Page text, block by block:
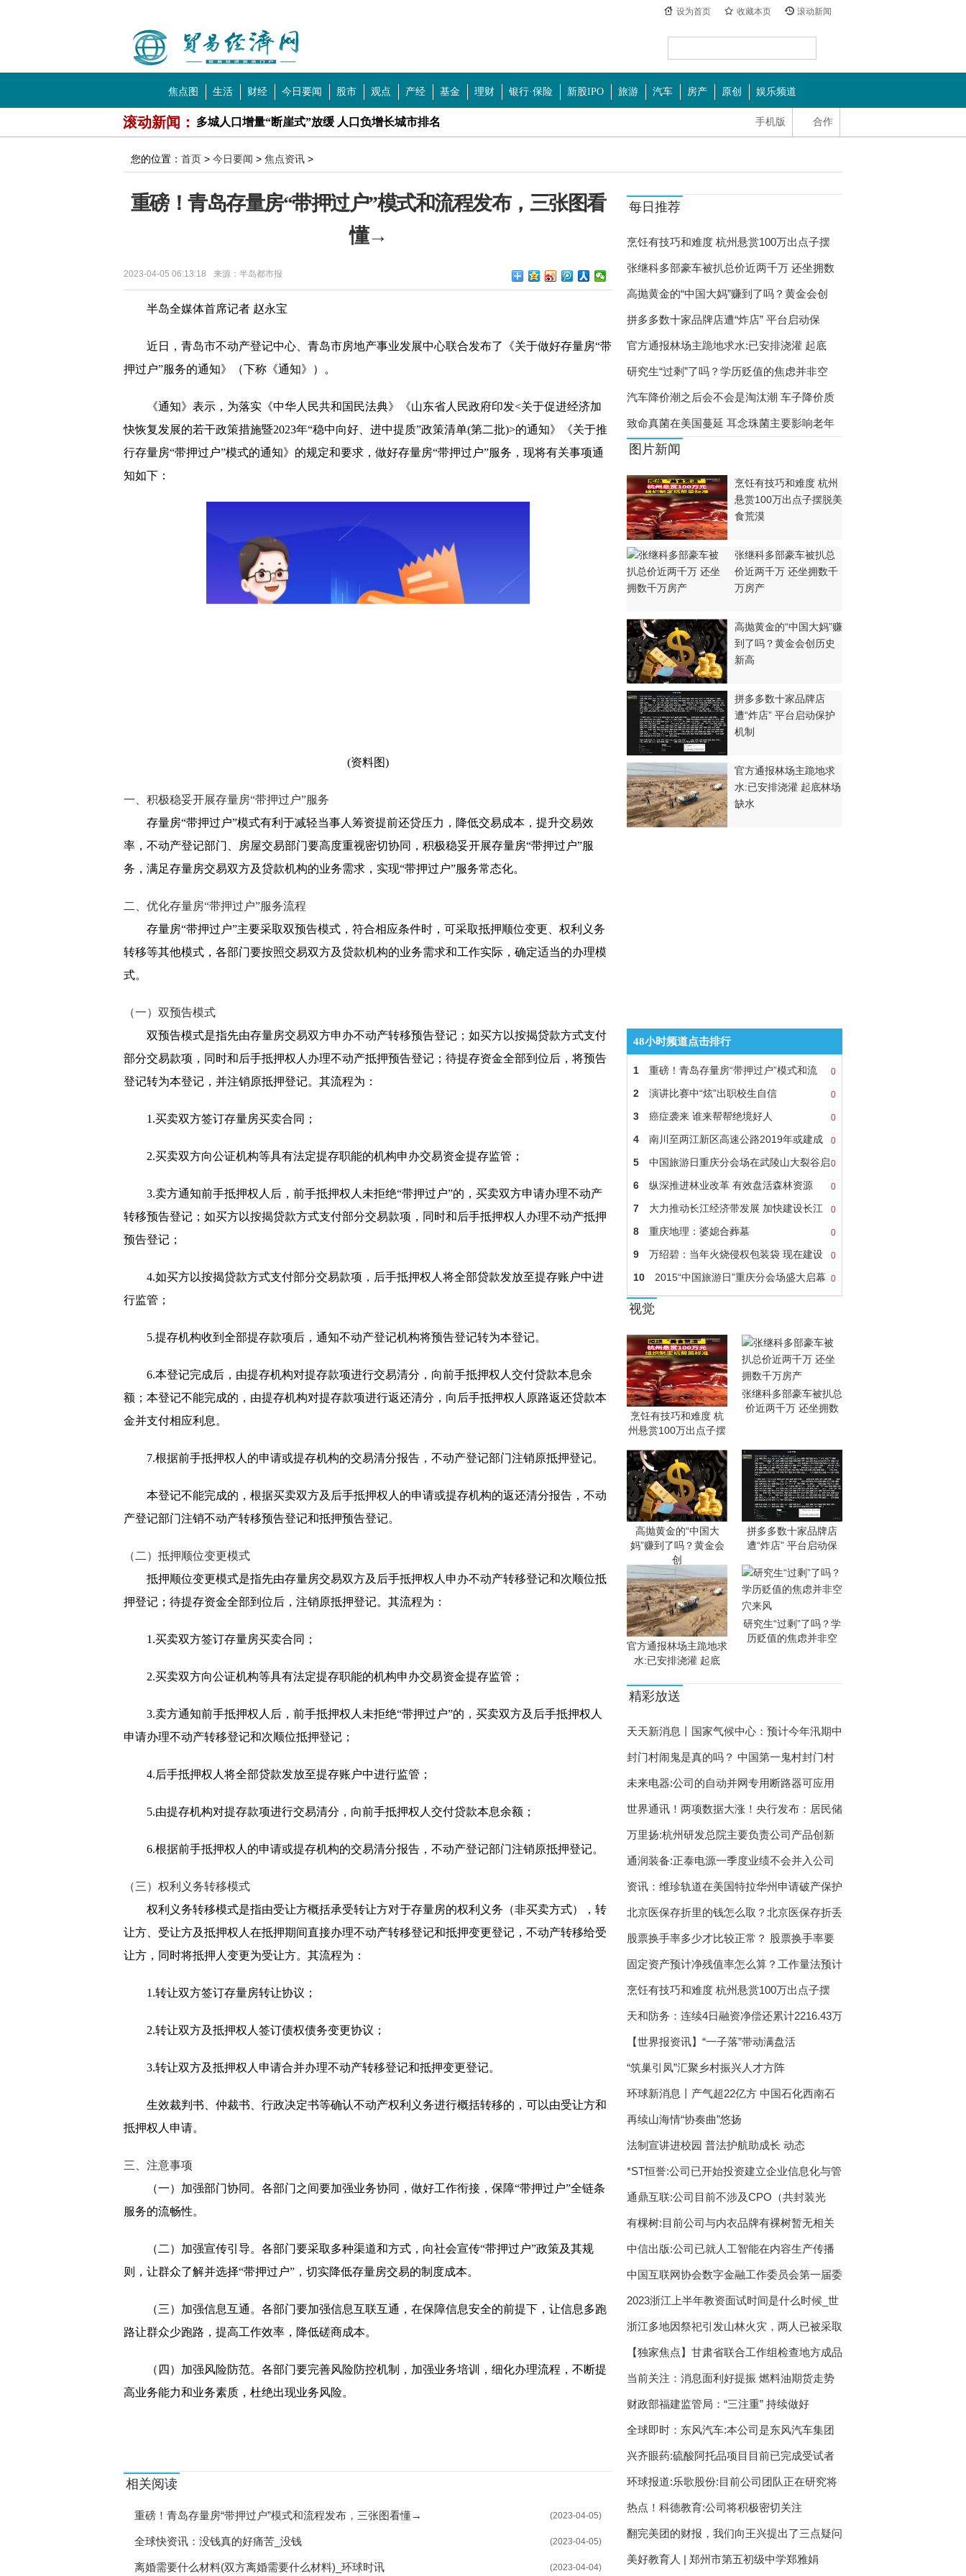
设为首页 收藏本页 滚动新闻
焦点图 生活 财经 今日要闻 股市 观点 产经 基金 理财 银行·保险 新股IPO 旅游 汽车 房产 原创 娱乐频道
科技 教育
滚动新闻： 多城人口增量“断崖式”放缓 人口负增长城市排名
日月潭蓄水率创新低 九蛙叠像全露出 台湾日月潭面积是多少？
iQOO回应难以删除数据 iqoo内存其他怎么清理？
媒体:张继科这次很难全身而退 是一个严肃的公共法律事件？
这款治甲流药物降价超80% 治疗甲流的特效药有哪些？
合作
手机版
您的位置： 首页 > 今日要闻 > 焦点资讯 >
重磅！青岛存量房“带押过户”模式和流程发布，三张图看
懂→
2023-04-05 06:13:18 来源：半岛都市报
半岛全媒体首席记者 赵永宝
近日，青岛市不动产登记中心、青岛市房地产事业发展中心联合发布了《关于做好存量房“带
押过户”服务的通知》（下称《通知》）。
《通知》表示，为落实《中华人民共和国民法典》《山东省人民政府印发<关于促进经济加
快恢复发展的若干政策措施暨2023年“稳中向好、进中提质”政策清单(第二批)>的通知》《关于推
行存量房“带押过户”模式的通知》的规定和要求，做好存量房“带押过户”服务，现将有关事项通
知如下：
(资料图)
一、积极稳妥开展存量房“带押过户”服务
存量房“带押过户”模式有利于减轻当事人筹资提前还贷压力，降低交易成本，提升交易效
率，不动产登记部门、房屋交易部门要高度重视密切协同，积极稳妥开展存量房“带押过户”服
务，满足存量房交易双方及贷款机构的业务需求，实现“带押过户”服务常态化。
二、优化存量房“带押过户”服务流程
存量房“带押过户”主要采取双预告模式，符合相应条件时，可采取抵押顺位变更、权利义务
转移等其他模式，各部门要按照交易双方及贷款机构的业务需求和工作实际，确定适当的办理模
式。
（一）双预告模式
双预告模式是指先由存量房交易双方申办不动产转移预告登记；如买方以按揭贷款方式支付
部分交易款项，同时和后手抵押权人办理不动产抵押预告登记；待提存资金全部到位后，将预告
登记转为本登记，并注销原抵押登记。其流程为：
1.买卖双方签订存量房买卖合同；
2.买卖双方向公证机构等具有法定提存职能的机构申办交易资金提存监管；
3.卖方通知前手抵押权人后，前手抵押权人未拒绝“带押过户”的，买卖双方申请办理不动产
转移预告登记；如买方以按揭贷款方式支付部分交易款项，同时和后手抵押权人办理不动产抵押
预告登记；
4.如买方以按揭贷款方式支付部分交易款项，后手抵押权人将全部贷款发放至提存账户中进
行监管；
5.提存机构收到全部提存款项后，通知不动产登记机构将预告登记转为本登记。
6.本登记完成后，由提存机构对提存款项进行交易清分，向前手抵押权人交付贷款本息余
额；本登记不能完成的，由提存机构对提存款项进行返还清分，向后手抵押权人原路返还贷款本
金并支付相应利息。
7.根据前手抵押权人的申请或提存机构的交易清分报告，不动产登记部门注销原抵押登记。
本登记不能完成的，根据买卖双方及后手抵押权人的申请或提存机构的返还清分报告，不动
产登记部门注销不动产转移预告登记和抵押预告登记。
（二）抵押顺位变更模式
抵押顺位变更模式是指先由存量房交易双方及后手抵押权人申办不动产转移登记和次顺位抵
押登记；待提存资金全部到位后，注销原抵押登记。其流程为：
1.买卖双方签订存量房买卖合同；
2.买卖双方向公证机构等具有法定提存职能的机构申办交易资金提存监管；
3.卖方通知前手抵押权人后，前手抵押权人未拒绝“带押过户”的，买卖双方及后手抵押权人
申请办理不动产转移登记和次顺位抵押登记；
4.后手抵押权人将全部贷款发放至提存账户中进行监管；
5.由提存机构对提存款项进行交易清分，向前手抵押权人交付贷款本息余额；
6.根据前手抵押权人的申请或提存机构的交易清分报告，不动产登记部门注销原抵押登记。
（三）权利义务转移模式
权利义务转移模式是指由受让方概括承受转让方对于存量房的权利义务（非买卖方式），转
让方、受让方及抵押权人在抵押期间直接办理不动产转移登记和抵押变更登记，不动产转移给受
让方，同时将抵押人变更为受让方。其流程为：
1.转让双方签订存量房转让协议；
2.转让双方及抵押权人签订债权债务变更协议；
3.转让双方及抵押权人申请合并办理不动产转移登记和抵押变更登记。
生效裁判书、仲裁书、行政决定书等确认不动产权利义务进行概括转移的，可以由受让方和
抵押权人申请。
三、注意事项
（一）加强部门协同。各部门之间要加强业务协同，做好工作衔接，保障“带押过户”全链条
服务的流畅性。
（二）加强宣传引导。各部门要采取多种渠道和方式，向社会宣传“带押过户”政策及其规
则，让群众了解并选择“带押过户”，切实降低存量房交易的制度成本。
（三）加强信息互通。各部门要加强信息互联互通，在保障信息安全的前提下，让信息多跑
路让群众少跑路，提高工作效率，降低磋商成本。
（四）加强风险防范。各部门要完善风险防控机制，加强业务培训，细化办理流程，不断提
高业务能力和业务素质，杜绝出现业务风险。
相关阅读
(2023-04-05)
重磅！青岛存量房“带押过户”模式和流程发布，三张图看懂→
(2023-04-05)
全球快资讯：没钱真的好痛苦_没钱
(2023-04-04)
离婚需要什么材料(双方离婚需要什么材料)_环球时讯
每日推荐
烹饪有技巧和难度 杭州悬赏100万出点子摆
张继科多部豪车被扒总价近两千万 还坐拥数
高抛黄金的“中国大妈”赚到了吗？黄金会创
拼多多数十家品牌店遭“炸店” 平台启动保
官方通报林场主跪地求水:已安排浇灌 起底
研究生“过剩”了吗？学历贬值的焦虑并非空
汽车降价潮之后会不会是淘汰潮 车子降价质
致命真菌在美国蔓延 耳念珠菌主要影响老年
图片新闻
烹饪有技巧和难度 杭州
悬赏100万出点子摆脱美
食荒漠
张继科多部豪车被扒总
价近两千万 还坐拥数千
万房产
高抛黄金的“中国大妈”赚
到了吗？黄金会创历史
新高
拼多多数十家品牌店
遭“炸店” 平台启动保护
机制
官方通报林场主跪地求
水:已安排浇灌 起底林场
缺水
48小时频道点击排行
0
1 重磅！青岛存量房“带押过户”模式和流
0
2 演讲比赛中“炫”出职校生自信
0
3 癌症袭来 谁来帮帮绝境好人
0
4 南川至两江新区高速公路2019年或建成
0
5 中国旅游日重庆分会场在武陵山大裂谷启
0
6 纵深推进林业改革 有效盘活森林资源
0
7 大力推动长江经济带发展 加快建设长江
0
8 重庆地理：婆媳合葬墓
0
9 万绍碧：当年火烧侵权包装袋 现在建设
0
10 2015“中国旅游日”重庆分会场盛大启幕
视觉
烹饪有技巧和难度 杭
州悬赏100万出点子摆
张继科多部豪车被扒总
价近两千万 还坐拥数
高抛黄金的“中国大
妈”赚到了吗？黄金会
创
拼多多数十家品牌店
遭“炸店” 平台启动保
官方通报林场主跪地求
水:已安排浇灌 起底
研究生“过剩”了吗？学
历贬值的焦虑并非空
精彩放送
天天新消息丨国家气候中心：预计今年汛期中
封门村闹鬼是真的吗？ 中国第一鬼村封门村
未来电器:公司的自动并网专用断路器可应用
世界通讯！两项数据大涨！央行发布：居民储
万里扬:杭州研发总院主要负责公司产品创新
通润装备:正泰电源一季度业绩不会并入公司
资讯：维珍轨道在美国特拉华州申请破产保护
北京医保存折里的钱怎么取？北京医保存折丢
股票换手率多少才比较正常？ 股票换手率要
固定资产预计净残值率怎么算？工作量法预计
烹饪有技巧和难度 杭州悬赏100万出点子摆
天和防务：连续4日融资净偿还累计2216.43万
【世界报资讯】“一子落”带动满盘活
“筑巢引凤”汇聚乡村振兴人才方阵
环球新消息丨产气超22亿方 中国石化西南石
再续山海情“协奏曲”悠扬
法制宣讲进校园 普法护航助成长 动态
*ST恒誉:公司已开始投资建立企业信息化与管
通鼎互联:公司目前不涉及CPO（共封装光
学）
有棵树:目前公司与内衣品牌有裸树暂无相关
中信出版:公司已就人工智能在内容生产传播
中国互联网协会数字金融工作委员会第一届委
2023浙江上半年教资面试时间是什么时候_世
浙江多地因祭祀引发山林火灾，两人已被采取
【独家焦点】甘肃省联合工作组检查地方成品
当前关注：消息面利好提振 燃料油期货走势
财政部福建监管局：“三注重” 持续做好
全球即时：东风汽车:本公司是东风汽车集团
兴齐眼药:硫酸阿托品项目目前已完成受试者
环球报道:乐歌股份:目前公司团队正在研究将
热点！科德教育:公司将积极密切关注
ChatGPT
翻完美团的财报，我们向王兴提出了三点疑问
美好教育人 | 郑州市第五初级中学郑雅娟